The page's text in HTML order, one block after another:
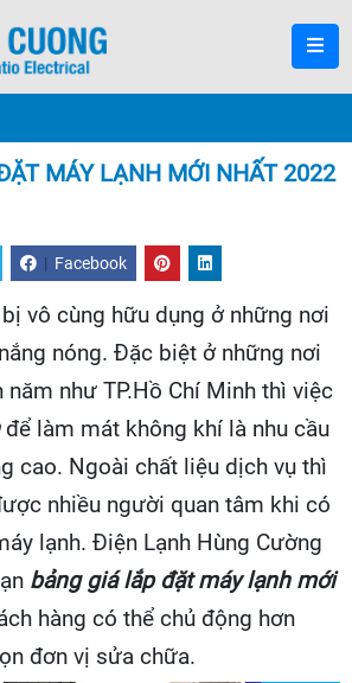
MÁY LẠNH MỚI NHẤT 2022
| Facebook
vô cùng hữu dụng ở những nơi
nóng. Đặc biệt ở những nơi
năm như TP.Hồ Chí Minh thì việc
để làm mát không khí là nhu cầu
cao. Ngoài chất liệu dịch vụ thì
nhiều người quan tâm khi có
lạnh. Điện Lạnh Hùng Cường
bảng giá lắp đặt máy lạnh mới
hàng có thể chủ động hơn
đơn vị sửa chữa.